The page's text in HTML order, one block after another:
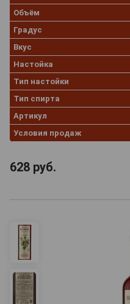
Объём
Градус
Вкус
Настойка
Тип настойки
Тип спирта
Артикул
Условия продаж
628 руб.